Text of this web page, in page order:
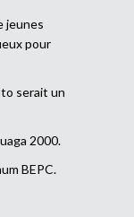
jeunes
pour
serait un
2000.
BEPC.